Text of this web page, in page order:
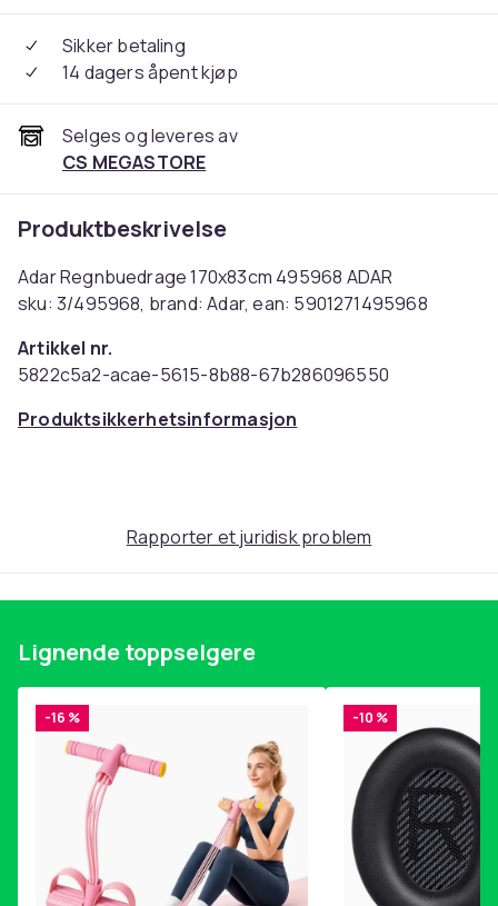
Sikker betaling
14 dagers åpent kjøp
Selges og leveres av
CS MEGASTORE
Produktbeskrivelse
Adar Regnbuedrage 170x83cm 495968 ADAR
sku: 3/495968, brand: Adar, ean: 5901271495968
Artikkel nr.
5822c5a2-acae-5615-8b88-67b286096550
Produktsikkerhetsinformasjon
Rapporter et juridisk problem
Lignende toppselgere
-16 % -10 %